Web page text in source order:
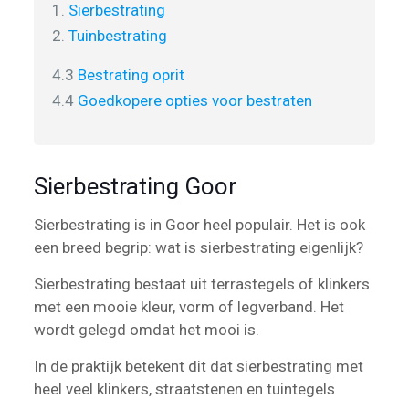
1. Sierbestrating
2. Tuinbestrating
4.3 Bestrating oprit
4.4 Goedkopere opties voor bestraten
Sierbestrating Goor
Sierbestrating is in Goor heel populair. Het is ook
een breed begrip: wat is sierbestrating eigenlijk?
Sierbestrating bestaat uit terrastegels of klinkers
met een mooie kleur, vorm of legverband. Het
wordt gelegd omdat het mooi is.
In de praktijk betekent dit dat sierbestrating met
heel veel klinkers, straatstenen en tuintegels